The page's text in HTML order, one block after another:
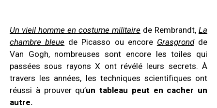
Un vieil homme en costume militaire de Rembrandt, La
chambre bleue de Picasso ou encore Grasgrond de
Van Gogh, nombreuses sont encore les toiles qui
passées sous rayons X ont révélé leurs secrets. À
travers les années, les techniques scientifiques ont
réussi à prouver qu’un tableau peut en cacher un
autre.